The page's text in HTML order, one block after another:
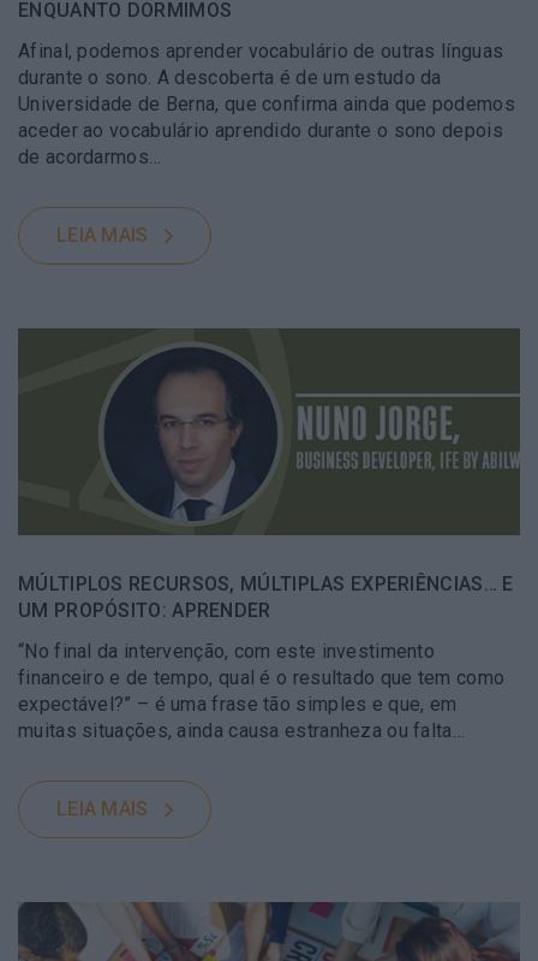
ENQUANTO DORMIMOS
Afinal, podemos aprender vocabulário de outras línguas
durante o sono. A descoberta é de um estudo da
Universidade de Berna, que confirma ainda que podemos
aceder ao vocabulário aprendido durante o sono depois
de acordarmos…
LEIA MAIS
MÚLTIPLOS RECURSOS, MÚLTIPLAS EXPERIÊNCIAS… E
UM PROPÓSITO: APRENDER
“No final da intervenção, com este investimento
financeiro e de tempo, qual é o resultado que tem como
expectável?” – é uma frase tão simples e que, em
muitas situações, ainda causa estranheza ou falta…
LEIA MAIS